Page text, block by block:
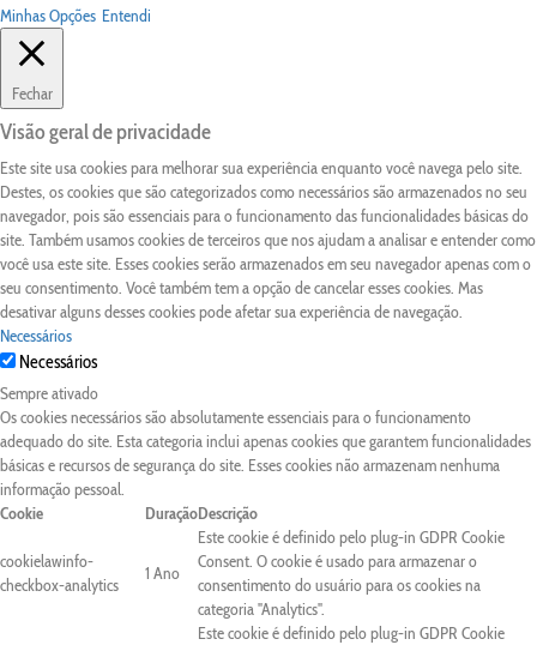
Minhas Opções Entendi
Fechar
Visão geral de privacidade
Este site usa cookies para melhorar sua experiência enquanto você navega pelo site.
Destes, os cookies que são categorizados como necessários são armazenados no seu
navegador, pois são essenciais para o funcionamento das funcionalidades básicas do
site. Também usamos cookies de terceiros que nos ajudam a analisar e entender como
você usa este site. Esses cookies serão armazenados em seu navegador apenas com o
seu consentimento. Você também tem a opção de cancelar esses cookies. Mas
desativar alguns desses cookies pode afetar sua experiência de navegação.
Necessários
Necessários
Sempre ativado
Os cookies necessários são absolutamente essenciais para o funcionamento
adequado do site. Esta categoria inclui apenas cookies que garantem funcionalidades
básicas e recursos de segurança do site. Esses cookies não armazenam nenhuma
informação pessoal.
Cookie
DuraçãoDescrição
cookielawinfo-
checkbox-analytics
1 Ano
Este cookie é definido pelo plug-in GDPR Cookie
Consent. O cookie é usado para armazenar o
consentimento do usuário para os cookies na
categoria "Analytics".
Este cookie é definido pelo plug-in GDPR Cookie